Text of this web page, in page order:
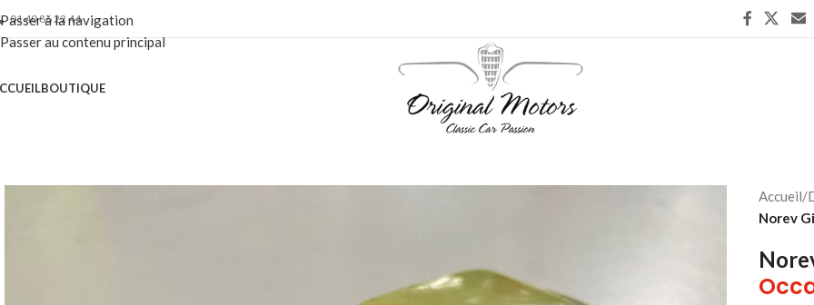
Passer à la navigation
Passer au contenu principal
01 40 86 22 44
BOUTIQUE
Accueil/
Norev